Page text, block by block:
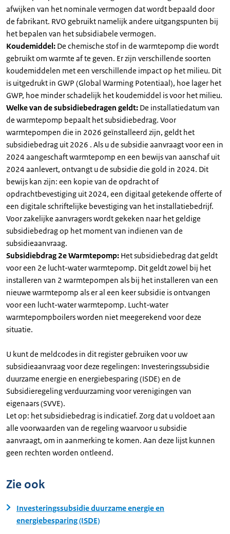
afwijken van het nominale vermogen dat wordt bepaald door
de fabrikant. RVO gebruikt namelijk andere uitgangspunten bij
het bepalen van het subsidiabele vermogen.
Koudemiddel: De chemische stof in de warmtepomp die wordt
gebruikt om warmte af te geven. Er zijn verschillende soorten
koudemiddelen met een verschillende impact op het milieu. Dit
is uitgedrukt in GWP (Global Warming Potentiaal), hoe lager het
GWP, hoe minder schadelijk het koudemiddel is voor het milieu.
Welke van de subsidiebedragen geldt: De installatiedatum van
de warmtepomp bepaalt het subsidiebedrag. Voor
warmtepompen die in 2026 geïnstalleerd zijn, geldt het
subsidiebedrag uit 2026 . Als u de subsidie aanvraagt voor een in
2024 aangeschaft warmtepomp en een bewijs van aanschaf uit
2024 aanlevert, ontvangt u de subsidie die gold in 2024. Dit
bewijs kan zijn: een kopie van de opdracht of
opdrachtbevestiging uit 2024, een digitaal getekende offerte of
een digitale schriftelijke bevestiging van het installatiebedrijf.
Voor zakelijke aanvragers wordt gekeken naar het geldige
subsidiebedrag op het moment van indienen van de
subsidieaanvraag.
Subsidiebdrag 2e Warmtepomp: Het subsidiebedrag dat geldt
voor een 2e lucht-water warmtepomp. Dit geldt zowel bij het
installeren van 2 warmtepompen als bij het installeren van een
nieuwe warmtepomp als er al een keer subsidie is ontvangen
voor een lucht-water warmtepomp. Lucht-water
warmtepompboilers worden niet meegerekend voor deze
situatie.
U kunt de meldcodes in dit register gebruiken voor uw
subsidieaanvraag voor deze regelingen: Investeringssubsidie
duurzame energie en energiebesparing (ISDE) en de
Subsidieregeling verduurzaming voor verenigingen van
eigenaars (SVVE).
Let op: het subsidiebedrag is indicatief. Zorg dat u voldoet aan
alle voorwaarden van de regeling waarvoor u subsidie
aanvraagt, om in aanmerking te komen. Aan deze lijst kunnen
geen rechten worden ontleend.
Zie ook
Investeringssubsidie duurzame energie en
energiebesparing (ISDE)